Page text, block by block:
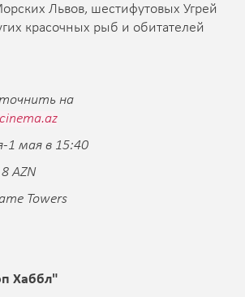
Львов, шестифутовых Угрей
красочных рыб и обитателей
на
1 мая в 15:40
AZN
Towers
Хаббл"